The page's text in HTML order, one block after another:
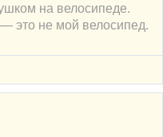
на велосипеде.
это не мой велосипед.